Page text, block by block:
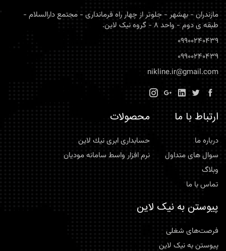
مازندران - بهشهر - جلوتر از چهار راه فرمانداری - مجتمع دارالسلام -
طبقه ی دوم - واحد 8 - گروه نیک لاین.
09900240439
09900240439
nikline.ir@gmail.com
ارتباط با ما
درباره ما
سوال های متداول
وبلاگ
تماس با ما
محصولات
حسابداری ابری نيك لاين
نرم افزار واسط سامانه موديان
پیوستن به نیک لاین
فرصت‌های شغلی
پیوستن به نیک لاین